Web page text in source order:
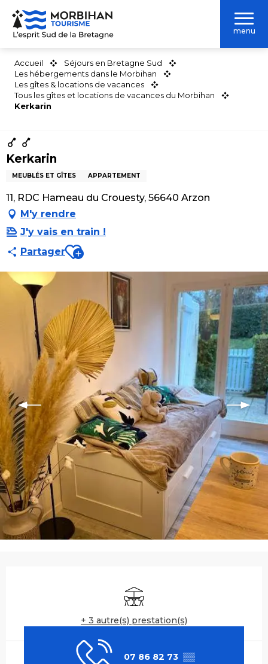
Aller
contenu
menu
Accueil
Séjours en Bretagne Sud
Les hébergements dans le Morbihan
Les gîtes & locations de vacances
Tous les gîtes et locations de vacances du Morbihan
Kerkarin
Kerkarin
MEUBLÉS ET GÎTES APPARTEMENT
11, RDC Hameau du Crouesty, 56640 Arzon
M'y rendre
J'y vais en train !
PartagerAjouter aux favoris
Terrasse
+ 3 autre(s) prestation(s)
07 86 82 73 ▒▒